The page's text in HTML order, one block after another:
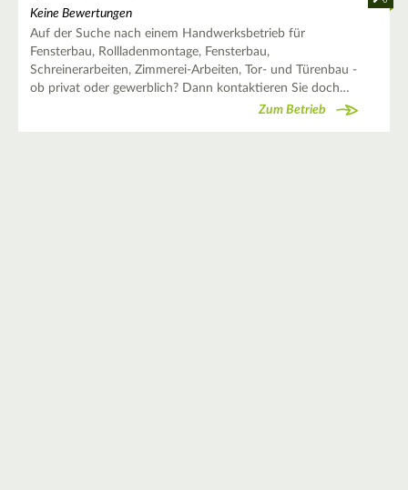
Keine Bewertungen
Auf der Suche nach einem Handwerksbetrieb für
Fensterbau, Rollladenmontage, Fensterbau,
Schreinerarbeiten, Zimmerei-Arbeiten, Tor- und Türenbau -
ob privat oder gewerblich? Dann kontaktieren Sie doch…
Zum Betrieb